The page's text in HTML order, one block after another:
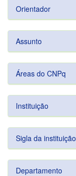
Orientador
Assunto
Áreas do CNPq
Instituição
Sigla da instituição
Departamento